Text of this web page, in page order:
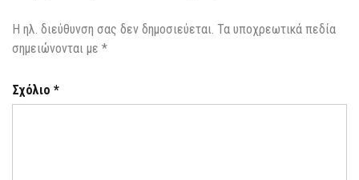
Η ηλ. διεύθυνση σας δεν δημοσιεύεται. Τα υποχρεωτικά πεδία
σημειώνονται με *
Σχόλιο *